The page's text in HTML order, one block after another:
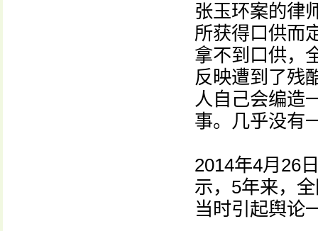
张玉环案的律
所获得口供而
拿不到口供，
反映遭到了残
人自己会编造
事。几乎没有
2014年4月26
示，5年来，
当时引起舆论